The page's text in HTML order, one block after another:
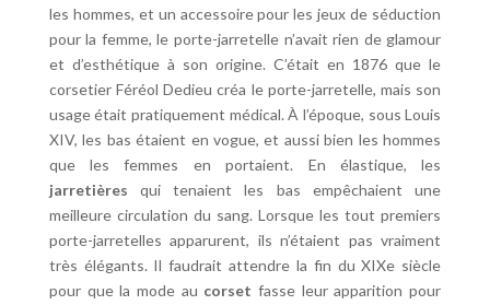
les hommes, et un accessoire pour les jeux de séduction
pour la femme, le porte-jarretelle n’avait rien de glamour
et d’esthétique à son origine. C’était en 1876 que le
corsetier Féréol Dedieu créa le porte-jarretelle, mais son
usage était pratiquement médical. À l’époque, sous Louis
XIV, les bas étaient en vogue, et aussi bien les hommes
que les femmes en portaient. En élastique, les
jarretières qui tenaient les bas empêchaient une
meilleure circulation du sang. Lorsque les tout premiers
porte-jarretelles apparurent, ils n’étaient pas vraiment
très élégants. Il faudrait attendre la fin du XIXe siècle
pour que la mode au corset fasse leur apparition pour